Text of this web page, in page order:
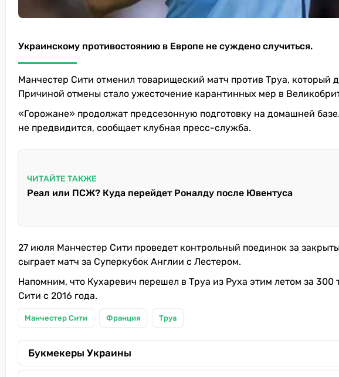
Украинскому противостоянию в Европе не суждено случиться.
Манчестер Сити отменил товарищеский матч против Труа, который
Причиной отмены стало ужесточение карантинных мер в
«Горожане» продолжат предсезонную подготовку на домашней
не предвидится, сообщает клубная пресс-служба.
ЧИТАЙТЕ ТАКЖЕ
Реал или ПСЖ? Куда перейдет Роналду после Ювентуса
27 июля Манчестер Сити проведет контрольный поединок за
сыграет матч за Суперкубок Англии с Лестером.
Напомним, что Кухаревич перешел в Труа из Руха этим летом за
Сити с 2016 года.
Манчестер Сити Франция Труа
Букмекеры Украины